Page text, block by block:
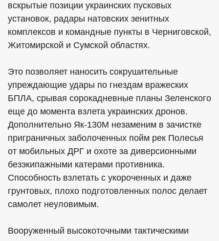
вскрытые позиции украинских пусковых
установок, радары натовских зенитных
комплексов и командные пункты в Черниговской,
Житомирской и Сумской областях.
Это позволяет наносить сокрушительные
упреждающие удары по гнездам вражеских
БПЛА, срывая сорокадневные планы Зеленского
еще до момента взлета украинских дронов.
Дополнительно Як-130М незаменим в зачистке
приграничных заболоченных пойм рек Полесья
от мобильных ДРГ и охоте за диверсионными
безэкипажными катерами противника.
Способность взлетать с укороченных и даже
грунтовых, плохо подготовленных полос делает
самолет неуловимым.
Вооруженный высокоточными тактическими